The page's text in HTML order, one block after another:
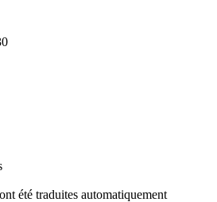
été traduites automatiquement